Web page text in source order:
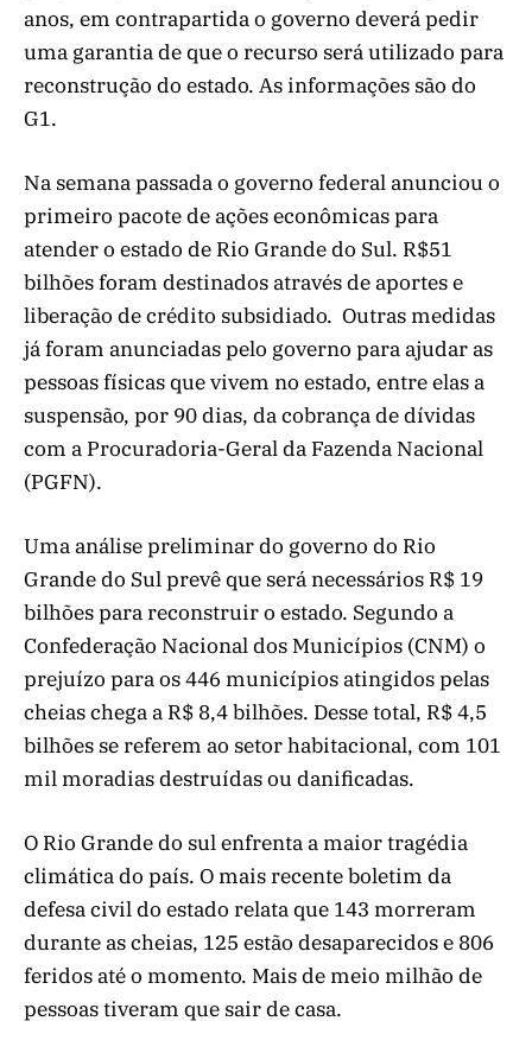
anos, em contrapartida o governo deverá pedir
uma garantia de que o recurso será utilizado para
reconstrução do estado. As informações são do
G1.
Na semana passada o governo federal anunciou o
primeiro pacote de ações econômicas para
atender o estado de Rio Grande do Sul. R$51
bilhões foram destinados através de aportes e
liberação de crédito subsidiado. Outras medidas
já foram anunciadas pelo governo para ajudar as
pessoas físicas que vivem no estado, entre elas a
suspensão, por 90 dias, da cobrança de dívidas
com a Procuradoria-Geral da Fazenda Nacional
(PGFN).
Uma análise preliminar do governo do Rio
Grande do Sul prevê que será necessários R$ 19
bilhões para reconstruir o estado. Segundo a
Confederação Nacional dos Municípios (CNM) o
prejuízo para os 446 municípios atingidos pelas
cheias chega a R$ 8,4 bilhões. Desse total, R$ 4,5
bilhões se referem ao setor habitacional, com 101
mil moradias destruídas ou danificadas.
O Rio Grande do sul enfrenta a maior tragédia
climática do país. O mais recente boletim da
defesa civil do estado relata que 143 morreram
durante as cheias, 125 estão desaparecidos e 806
feridos até o momento. Mais de meio milhão de
pessoas tiveram que sair de casa.